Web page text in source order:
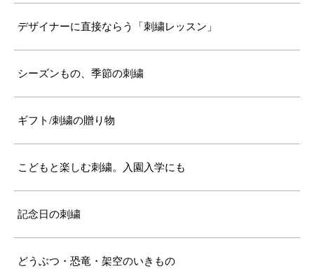
デザイナーに直接ならう「刺繍レッスン」
シーズンもの、季節の刺繍
ギフト/刺繍の贈り物
こどもと楽しむ刺繍。入園入学にも
記念日の刺繍
どうぶつ・恐竜・架空のいきもの